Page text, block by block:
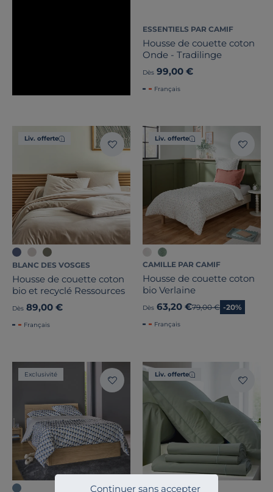
Continuer sans accepter
ESSENTIELS PAR CAMIF
Housse de couette coton
Onde - Tradilinge
Dès 99,00 €
Français
Liv. offerte
BLANC DES VOSGES
Housse de couette coton
bio et recyclé Ressources
Dès 89,00 €
Français
Liv. offerte
CAMILLE PAR CAMIF
Housse de couette coton
bio Verlaine
Dès 63,20 €Ancien prix
79,00 € -20%
Français
Exclusivité Liv. offerte